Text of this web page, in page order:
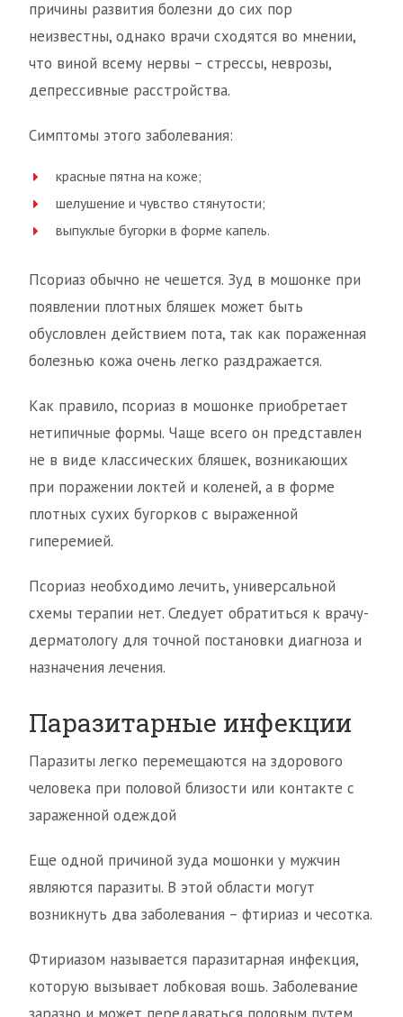
причины развития болезни до сих пор
неизвестны, однако врачи сходятся во мнении,
что виной всему нервы – стрессы, неврозы,
депрессивные расстройства.
Симптомы этого заболевания:
красные пятна на коже;
шелушение и чувство стянутости;
выпуклые бугорки в форме капель.
Псориаз обычно не чешется. Зуд в мошонке при
появлении плотных бляшек может быть
обусловлен действием пота, так как пораженная
болезнью кожа очень легко раздражается.
Как правило, псориаз в мошонке приобретает
нетипичные формы. Чаще всего он представлен
не в виде классических бляшек, возникающих
при поражении локтей и коленей, а в форме
плотных сухих бугорков с выраженной
гиперемией.
Псориаз необходимо лечить, универсальной
схемы терапии нет. Следует обратиться к врачу-
дерматологу для точной постановки диагноза и
назначения лечения.
Паразитарные инфекции
Паразиты легко перемещаются на здорового
человека при половой близости или контакте с
зараженной одеждой
Еще одной причиной зуда мошонки у мужчин
являются паразиты. В этой области могут
возникнуть два заболевания – фтириаз и чесотка.
Фтириазом называется паразитарная инфекция,
которую вызывает лобковая вошь. Заболевание